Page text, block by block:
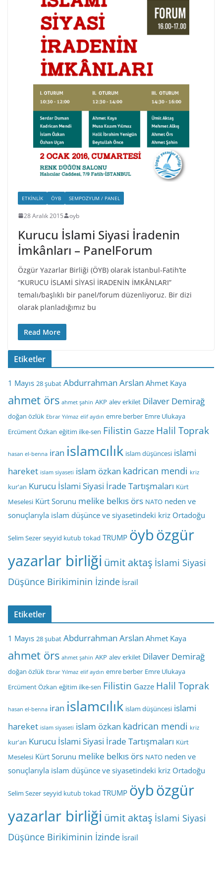
ETKINLIK ÖYB SEMPOZYUM / PANEL
28 Aralık 2015 oyb
Kurucu İslami Siyasi İradenin
İmkânları – PanelForum
Özgür Yazarlar Birliği (ÖYB) olarak İstanbul-Fatih’te
“KURUCU İSLAMİ SİYASİ İRADENİN İMKÂNLARI”
temalı/başlıklı bir panel/forum düzenliyoruz. Bir dizi
olarak planladığımız bu
Read More
Etiketler
1 Mayıs 28 şubat Abdurrahman Arslan Ahmet Kaya
ahmet örs ahmet şahin AKP alev erkilet Dilaver Demirağ
doğan özlük Ebrar Yılmaz elif aydın emre berber Emre Ulukaya
Ercüment Özkan eğitim ilke-sen Filistin Gazze Halil Toprak
hasan el-benna iran islamcılık islam düşüncesi islami
hareket islam siyaseti islam özkan kadrican mendi kriz
kur'an Kurucu İslami Siyasi İrade Tartışmaları Kürt
Meselesi Kürt Sorunu melike belkıs örs NATO neden ve
sonuçlarıyla islam düşünce ve siyasetindeki kriz Ortadoğu
Selim Sezer seyyid kutub tokad TRUMP öybözgür
yazarlar birliği ümit aktaş İslami Siyasi
Düşünce Birikiminin İzinde İsrail
Etiketler
1 Mayıs 28 şubat Abdurrahman Arslan Ahmet Kaya
ahmet örs ahmet şahin AKP alev erkilet Dilaver Demirağ
doğan özlük Ebrar Yılmaz elif aydın emre berber Emre Ulukaya
Ercüment Özkan eğitim ilke-sen Filistin Gazze Halil Toprak
hasan el-benna iran islamcılık islam düşüncesi islami
hareket islam siyaseti islam özkan kadrican mendi kriz
kur'an Kurucu İslami Siyasi İrade Tartışmaları Kürt
Meselesi Kürt Sorunu melike belkıs örs NATO neden ve
sonuçlarıyla islam düşünce ve siyasetindeki kriz Ortadoğu
Selim Sezer seyyid kutub tokad TRUMP öybözgür
yazarlar birliği ümit aktaş İslami Siyasi
Düşünce Birikiminin İzinde İsrail